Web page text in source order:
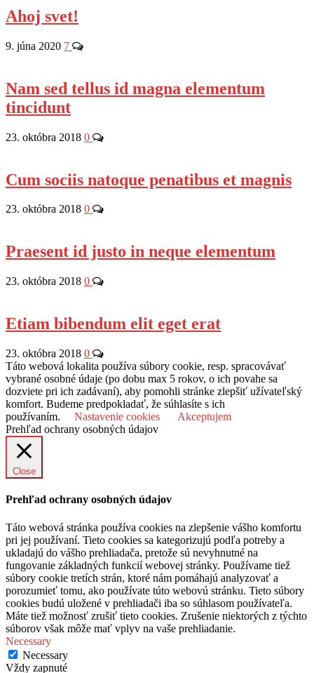
Ahoj svet!
9. júna 2020 7
Nam sed tellus id magna elementum
tincidunt
23. októbra 2018 0
Cum sociis natoque penatibus et magnis
23. októbra 2018 0
Praesent id justo in neque elementum
23. októbra 2018 0
Etiam bibendum elit eget erat
23. októbra 2018 0
Táto webová lokalita používa súbory cookie, resp. spracovávať
vybrané osobné údaje (po dobu max 5 rokov, o ich povahe sa
dozviete pri ich zadávaní), aby pomohli stránke zlepšiť užívateľský
komfort. Budeme predpokladať, že súhlasíte s ich
používaním.
Nastavenie cookies
Akceptujem
Prehľad ochrany osobných údajov
Close
Prehľad ochrany osobných údajov
Táto webová stránka používa cookies na zlepšenie vášho komfortu
pri jej používaní. Tieto cookies sa kategorizujú podľa potreby a
ukladajú do vášho prehliadača, pretože sú nevyhnutné na
fungovanie základných funkcií webovej stránky. Používame tiež
súbory cookie tretích strán, ktoré nám pomáhajú analyzovať a
porozumieť tomu, ako používate túto webovú stránku. Tieto súbory
cookies budú uložené v prehliadači iba so súhlasom používateľa.
Máte tiež možnosť zrušiť tieto cookies. Zrušenie niektorých z týchto
súborov však môže mať vplyv na vaše prehliadanie.
Necessary
Necessary
Vždy zapnuté